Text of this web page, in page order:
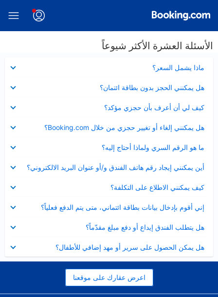
الأسئلة العشرة الأكثر شيوعاً
ماذا يشمل السعر؟
مصغر
هل يمكنني الحجز بدون بطاقة ائتمان؟
مصغر
كيف لي أن أعرف بأن حجزي مؤكد؟
مصغر
هل يمكنني إلغاء أو تغيير حجزي من خلال Booking.com؟
مصغر
ما هو الرقم السري ولماذا أحتاج إليه؟
مصغر
أين يمكنني إيجاد رقم هاتف الفندق و/أو عنوان البريد الالكتروني؟
عرض
مصغر
كيف يمكنني الاطلاع على التكلفة؟
مصغر
إني أقوم بإدخال بيانات بطاقة ائتماني، متى يتم الدفع فعلياً؟
مصغر
هل يتطلب الفندق إيداع أو دفع مبلغ مقدّماً؟
مصغر
هل يمكن الحصول على سرير أو مهد إضافي للأطفال؟
مصغر
اعرض عقارك على موقعنا